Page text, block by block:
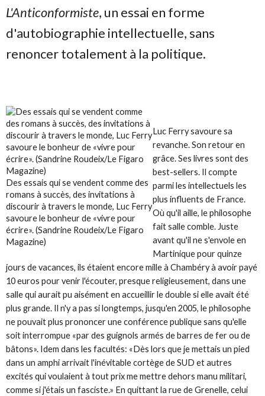
L'Anticonformiste, un essai en forme
d'autobiographie intellectuelle, sans
renoncer totalement à la politique.
Des essais qui se vendent comme des
romans à succès, des invitations à
discourir à travers le monde, Luc Ferry
savoure le bonheur de «vivre pour
écrire». (Sandrine Roudeix/Le Figaro
Magazine)
Luc Ferry savoure sa
revanche. Son retour en
grâce. Ses livres sont des
best-sellers. Il compte
parmi les intellectuels les
plus influents de France.
Où qu'il aille, le philosophe
fait salle comble. Juste
avant qu'il ne s'envole en
Martinique pour quinze
jours de vacances, ils étaient encore mille à Chambéry à avoir payé
10 euros pour venir l'écouter, presque religieusement, dans une
salle qui aurait pu aisément en accueillir le double si elle avait été
plus grande. Il n'y a pas si longtemps, jusqu'en 2005, le philosophe
ne pouvait plus prononcer une conférence publique sans qu'elle
soit interrompue «par des guignols armés de barres de fer ou de
bâtons». Idem dans les facultés: «Dès lors que je mettais un pied
dans un amphi arrivait l'inévitable cortège de SUD et autres
excités qui voulaient à tout prix me mettre dehors manu militari,
comme si j'étais un fasciste.» En quittant la rue de Grenelle, celui